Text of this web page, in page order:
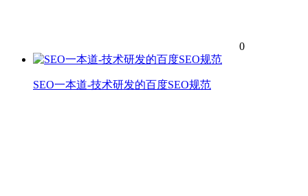
0
SEO一本道-技术研发的百度SEO规范